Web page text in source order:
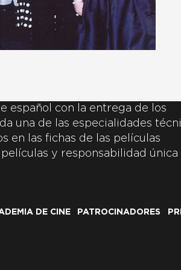
español con la entrega de los
una de las especialidades
en las fichas de las películas
y responsabilidad única
DE CINE PATROCINADORES